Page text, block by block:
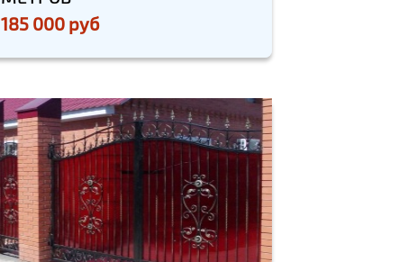
185 000 руб